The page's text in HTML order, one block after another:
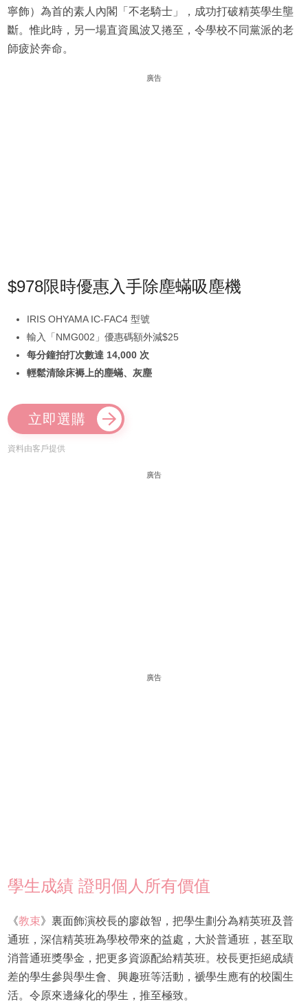
寧飾）為首的素人內閣「不老騎士」，成功打破精英學生壟
斷。惟此時，另一場直資風波又捲至，令學校不同黨派的老
師疲於奔命。
廣告
$978限時優惠入手除塵蟎吸塵機
IRIS OHYAMA IC-FAC4 型號
輸入「NMG002」優惠碼額外減$25
每分鐘拍打次數達 14,000 次
輕鬆清除床褥上的塵蟎、灰塵
立即選購
資料由客戶提供
廣告
廣告
學生成績 證明個人所有價值
《教束》裏面飾演校長的廖啟智，把學生劃分為精英班及普
通班，深信精英班為學校帶來的益處，大於普通班，甚至取
消普通班獎學金，把更多資源配給精英班。校長更拒絕成績
差的學生參與學生會、興趣班等活動，褫學生應有的校園生
活。令原來邊緣化的學生，推至極致。